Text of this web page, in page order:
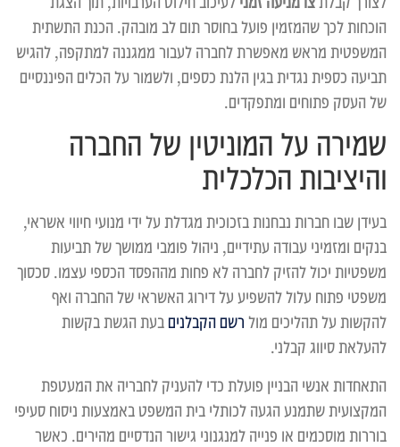
הוכחות לכך שהמזמין פועל בחוסר תום לב מובהק. הכנת התשתית
המשפטית מראש מאפשרת לחברה לעבור ממגננה למתקפה, להגיש
תביעה כספית נגדית בגין הלנת כספים, ולשמור על הכלים הפיננסיים
של העסק פתוחים ומתפקדים.
שמירה על המוניטין של החברה
והיציבות הכלכלית
בעידן שבו חברות נבחנות בזכוכית מגדלת על ידי מנועי חיווי אשראי,
בנקים ומזמיני עבודה עתידיים, ניהול פומבי ממושך של תביעות
משפטיות יכול להזיק לחברה לא פחות מההפסד הכספי עצמו. סכסוך
משפטי פתוח עלול להשפיע על דירוג האשראי של החברה ואף
להקשות על תהליכים מול רשם הקבלנים בעת הגשת בקשות
להעלאת סיווג קבלני.
התאחדות אנשי הבניין פועלת כדי להעניק לחבריה את המעטפת
המקצועית שתמנע הגעה לכותלי בית המשפט באמצעות ניסוח סעיפי
בוררות מוסכמים או פנייה למנגנוני גישור הנדסיים מהירים. כאשר